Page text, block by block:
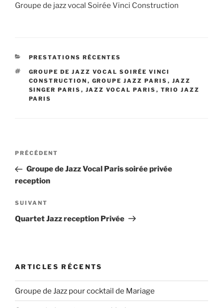
Groupe de jazz vocal Soirée Vinci Construction
CATÉGORIES
PRESTATIONS RÉCENTES
ÉTIQUETTES
GROUPE DE JAZZ VOCAL SOIRÉE VINCI
CONSTRUCTION , GROUPE JAZZ PARIS , JAZZ
SINGER PARIS , JAZZ VOCAL PARIS , TRIO JAZZ
PARIS
Navigation
l’article
Article
précédent
PRÉCÉDENT
Groupe de Jazz Vocal Paris soirée privée
reception
Article
suivant
SUIVANT
Quartet Jazz reception Privée
ARTICLES RÉCENTS
Groupe de Jazz pour cocktail de Mariage